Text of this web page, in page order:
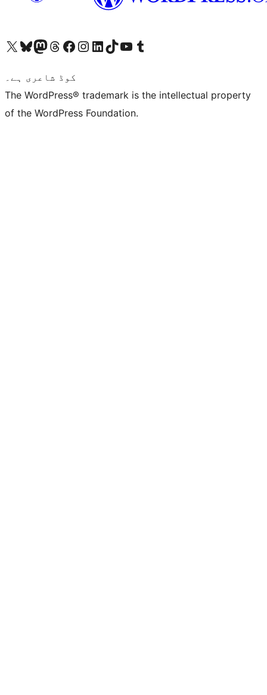
Visit our X (formerly Twitter) account
ہمارے بلیواسکائی اکاؤنٹ پر جائیں
Visit our Mastodon account
ہمارے ٹھریڈز اکاؤنٹ پر جائیں
Visit our Facebook page
Visit our Instagram account
Visit our LinkedIn account
ہمارے ٹک ٹاک اکاؤنٹ پر جائیں
Visit our YouTube channel
ہمارے ٹمبلر اکاؤنٹ پر جائیں
کوڈ شاعری ہے۔
The WordPress® trademark is the intellectual property
of the WordPress Foundation.